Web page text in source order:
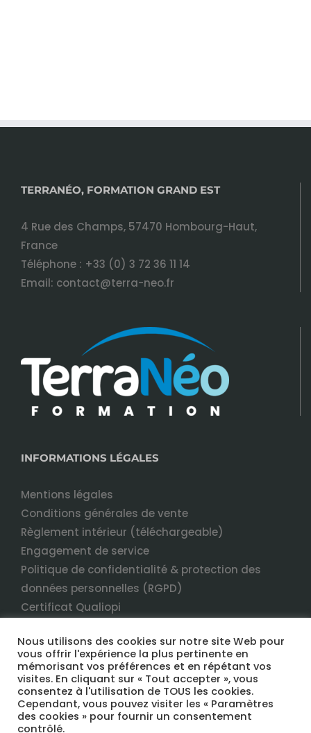
TERRANÉO, FORMATION GRAND EST
4 Rue des Champs, 57470 Hombourg-Haut,
France
Téléphone : +33 (0) 3 72 36 11 14
Email: contact@terra-neo.fr
INFORMATIONS LÉGALES
Mentions légales
Conditions générales de vente
Règlement intérieur (téléchargeable)
Engagement de service
Politique de confidentialité & protection des
données personnelles (RGPD)
Certificat Qualiopi
COPYRIGHT 2022 TERRANEO FORMATION TOUS DROITS RÉSERVÉS
Nous utilisons des cookies sur notre site Web pour
vous offrir l'expérience la plus pertinente en
mémorisant vos préférences et en répétant vos
visites. En cliquant sur « Tout accepter », vous
consentez à l'utilisation de TOUS les cookies.
Cependant, vous pouvez visiter les « Paramètres
des cookies » pour fournir un consentement
contrôlé.